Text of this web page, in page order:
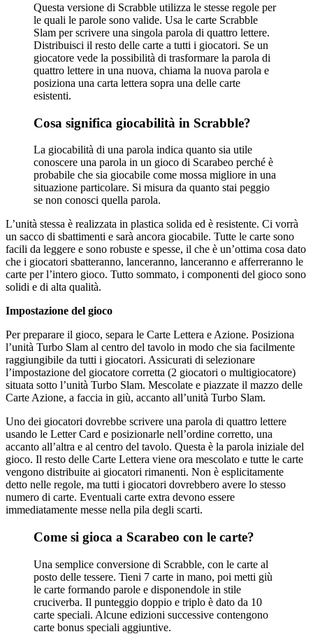
Questa versione di Scrabble utilizza le stesse regole per
le quali le parole sono valide. Usa le carte Scrabble
Slam per scrivere una singola parola di quattro lettere.
Distribuisci il resto delle carte a tutti i giocatori. Se un
giocatore vede la possibilità di trasformare la parola di
quattro lettere in una nuova, chiama la nuova parola e
posiziona una carta lettera sopra una delle carte
esistenti.
Cosa significa giocabilità in Scrabble?
La giocabilità di una parola indica quanto sia utile
conoscere una parola in un gioco di Scarabeo perché è
probabile che sia giocabile come mossa migliore in una
situazione particolare. Si misura da quanto stai peggio
se non conosci quella parola.
L’unità stessa è realizzata in plastica solida ed è resistente. Ci vorrà
un sacco di sbattimenti e sarà ancora giocabile. Tutte le carte sono
facili da leggere e sono robuste e spesse, il che è un’ottima cosa dato
che i giocatori sbatteranno, lanceranno, lanceranno e afferreranno le
carte per l’intero gioco. Tutto sommato, i componenti del gioco sono
solidi e di alta qualità.
Impostazione del gioco
Per preparare il gioco, separa le Carte Lettera e Azione. Posiziona
l’unità Turbo Slam al centro del tavolo in modo che sia facilmente
raggiungibile da tutti i giocatori. Assicurati di selezionare
l’impostazione del giocatore corretta (2 giocatori o multigiocatore)
situata sotto l’unità Turbo Slam. Mescolate e piazzate il mazzo delle
Carte Azione, a faccia in giù, accanto all’unità Turbo Slam.
Uno dei giocatori dovrebbe scrivere una parola di quattro lettere
usando le Letter Card e posizionarle nell’ordine corretto, una
accanto all’altra e al centro del tavolo. Questa è la parola iniziale del
gioco. Il resto delle Carte Lettera viene ora mescolato e tutte le carte
vengono distribuite ai giocatori rimanenti. Non è esplicitamente
detto nelle regole, ma tutti i giocatori dovrebbero avere lo stesso
numero di carte. Eventuali carte extra devono essere
immediatamente messe nella pila degli scarti.
Come si gioca a Scarabeo con le carte?
Una semplice conversione di Scrabble, con le carte al
posto delle tessere. Tieni 7 carte in mano, poi metti giù
le carte formando parole e disponendole in stile
cruciverba. Il punteggio doppio e triplo è dato da 10
carte speciali. Alcune edizioni successive contengono
carte bonus speciali aggiuntive.